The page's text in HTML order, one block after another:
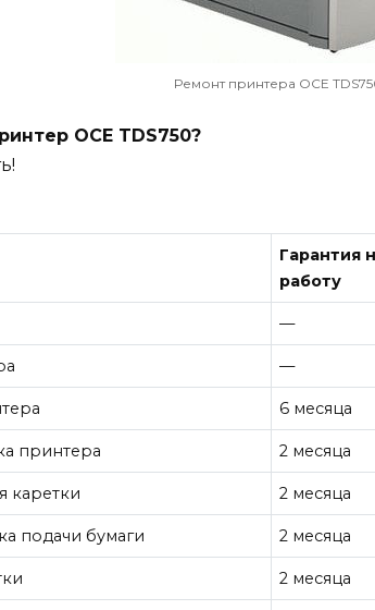
Ремонт принтера OCE
OCE TDS750?
Гарантия
работу
—
—
6 месяца
принтера 2 месяца
каретки 2 месяца
подачи бумаги 2 месяца
2 месяца